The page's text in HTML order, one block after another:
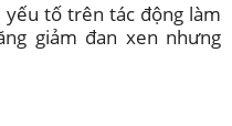
yếu tố trên tác động làm
giảm đan xen nhưng